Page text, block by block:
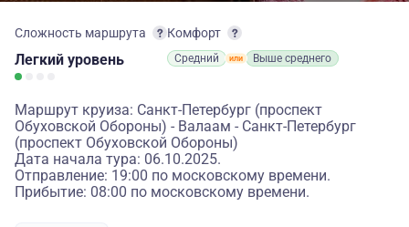
Сложность маршрута
Легкий уровень
Комфорт
Средний Выше среднего
Маршрут круиза: Санкт-Петербург (проспект
Обуховской Обороны) - Валаам - Санкт-Петербург
(проспект Обуховской Обороны)
Дата начала тура: 06.10.2025.
Отправление: 19:00 по московскому времени.
Прибытие: 08:00 по московскому времени.